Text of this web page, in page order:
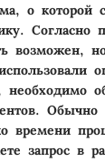
о которой
Согласно
возможен,
Обычно
времени
запрос в